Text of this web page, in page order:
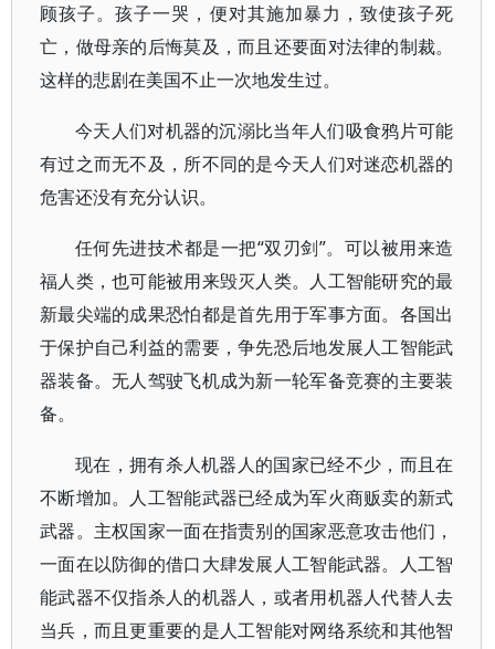
顾孩子。孩子一哭，便对其施加暴力，致使孩子死
亡，做母亲的后悔莫及，而且还要面对法律的制裁。
这样的悲剧在美国不止一次地发生过。
今天人们对机器的沉溺比当年人们吸食鸦片可能
有过之而无不及，所不同的是今天人们对迷恋机器的
危害还没有充分认识。
任何先进技术都是一把“双刃剑”。可以被用来造
福人类，也可能被用来毁灭人类。人工智能研究的最
新最尖端的成果恐怕都是首先用于军事方面。各国出
于保护自己利益的需要，争先恐后地发展人工智能武
器装备。无人驾驶飞机成为新一轮军备竞赛的主要装
备。
现在，拥有杀人机器人的国家已经不少，而且在
不断增加。人工智能武器已经成为军火商贩卖的新式
武器。主权国家一面在指责别的国家恶意攻击他们，
一面在以防御的借口大肆发展人工智能武器。人工智
能武器不仅指杀人的机器人，或者用机器人代替人去
当兵，而且更重要的是人工智能对网络系统和其他智